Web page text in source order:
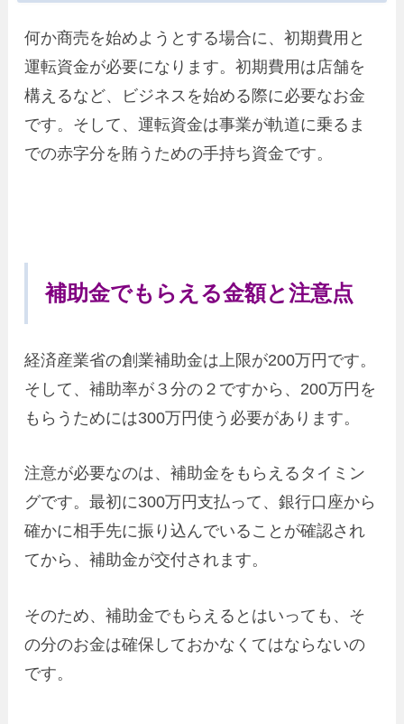
何か商売を始めようとする場合に、初期費用と
運転資金が必要になります。初期費用は店舗を
構えるなど、ビジネスを始める際に必要なお金
です。そして、運転資金は事業が軌道に乗るま
での赤字分を賄うための手持ち資金です。
補助金でもらえる金額と注意点
経済産業省の創業補助金は上限が200万円です。
そして、補助率が３分の２ですから、200万円を
もらうためには300万円使う必要があります。
注意が必要なのは、補助金をもらえるタイミン
グです。最初に300万円支払って、銀行口座から
確かに相手先に振り込んでいることが確認され
てから、補助金が交付されます。
そのため、補助金でもらえるとはいっても、そ
の分のお金は確保しておかなくてはならないの
です。